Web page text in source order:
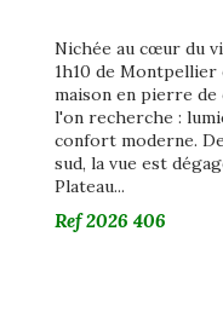
Nichée au cœur du
1h10 de Montpellier
maison en pierre
l'on recherche :
confort moderne.
sud, la vue est
Plateau...
Ref2026 406